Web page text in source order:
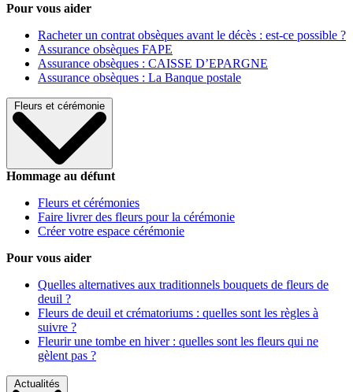
Pour vous aider
Racheter un contrat obsèques avant le décès : est-ce possible ?
Assurance obsèques FAPE
Assurance obsèques : CAISSE D’EPARGNE
Assurance obsèques : La Banque postale
Fleurs et cérémonie
Hommage au défunt
Fleurs et cérémonies
Faire livrer des fleurs pour la cérémonie
Créer votre espace cérémonie
Pour vous aider
Quelles alternatives aux traditionnels bouquets de fleurs de
deuil ?
Fleurs de deuil et crématoriums : quelles sont les règles à
suivre ?
Fleurir une tombe en hiver : quelles sont les fleurs qui ne
gèlent pas ?
Actualités